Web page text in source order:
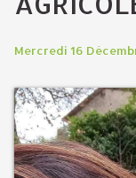
Mercredi 16